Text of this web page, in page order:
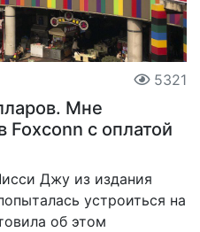
5321
Мне
Foxconn с оплатой
Джу из издания
устроиться на
об этом